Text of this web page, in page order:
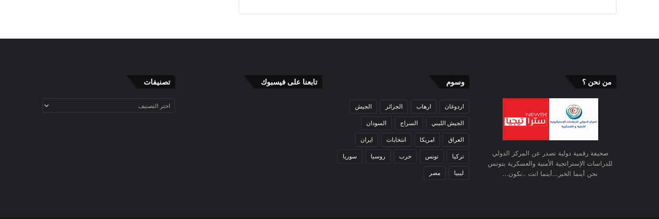
من نحن ؟
صحيفة رقمية دولية تصدر عن المركز الدولي
للدراسات الإستراتجية الأمنية والعسكرية بتونس
نحن أينما الخبر...أينما انت ..نكون...
وسوم
اردوغان ارهاب الجزائر الجيش
الجيش الليبي السراج السودان
العراق امريكا انتخابات ايران
تركيا تونس حرب روسيا سوريا
ليبيا مصر
تابعنا على فيسبوك تصنيفات
تصنيفات